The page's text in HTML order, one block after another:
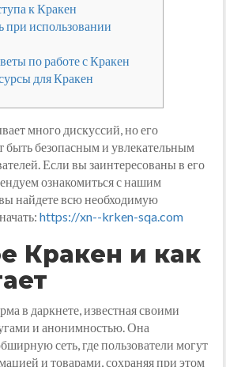
к Кракен
при использовании
по работе с Кракен
для Кракен
много дискуссий, но его
быть безопасным и увлекательным
Если вы заинтересованы в его
ознакомиться с нашим
найдете всю необходимую
https://xn--krken-sqa.com
Кракен и как
в даркнете, известная своими
и анонимностью. Она
сеть, где пользователи могут
и товарами, сохраняя при этом